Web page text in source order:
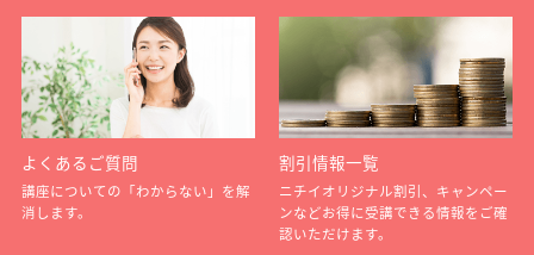
よくあるご質問
講座についての「わからない」を解
消します。
割引情報一覧
ニチイオリジナル割引、キャンペー
ンなどお得に受講できる情報をご確
認いただけます。